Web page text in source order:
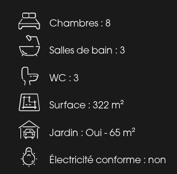
Chambres : 8
Salles de bain : 3
WC : 3
Surface : 322 m²
Jardin : Oui - 65 m²
Électricité conforme : non